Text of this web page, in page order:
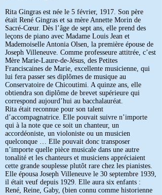
Rita Gingras est née le 5 février, 1917. Son père
était René Gingras et sa mère Annette Morin de
Sacré-Cœur. Dès l’âge de sept ans, elle prend des
leçons de piano avec Madame Louis Jean et
Mademoiselle Antonia Olsen, la première épouse de
Joseph Villeneuve. Comme professeure attitrée, c’est
Mère Marie-Laure-de-Jésus, des Petites
Franciscaines de Marie, excellente musicienne, qui
lui fera passer ses diplômes de musique au
Conservatoire de Chicoutimi. A quinze ans, elle
obtiendra son diplôme de brevet supérieure qui
correspond aujourd’hui au bacchalauréat.
Rita était reconnue pour son talent
d’accompagnatrice. Elle pouvait suivre n’importe
qui à la note que ce soit un chanteur, un
accordéoniste, un violoniste ou un musicien
quelconque … Elle pouvait donc transposer
n’importe quelle pièce musicale dans une autre
tonalité et les chanteurs et musiciens appréciaient
cette grande souplesse plutôt rare chez les pianistes.
Elle épousa Joseph Villeneuve le 30 septembre 1939,
il était veuf depuis 1929. Elle aura six enfants :
René, Reine, Gaby, (bien connu comme historienne